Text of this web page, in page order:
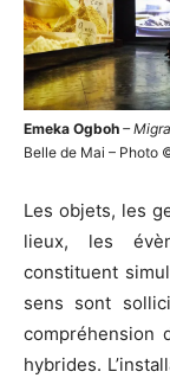
Emeka Ogboh –
Belle de Mai – Photo
Les objets, les
lieux, les
constituent
sens sont
compréhension
hybrides.